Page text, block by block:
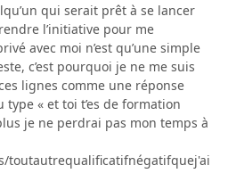
qui serait prêt à se lancer
l’initiative pour me
avec moi n’est qu’une simple
c’est pourquoi je ne me suis
lignes comme une réponse
« et toi t’es de formation
je ne perdrai pas mon temps à
toutautrequalificatifnégatifquej'ai